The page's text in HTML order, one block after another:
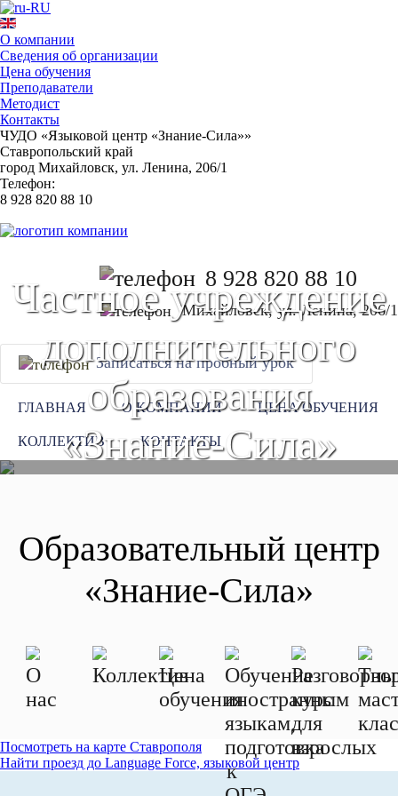
О компании
Сведения об организации
Цена обучения
Преподаватели
Методист
Контакты
ЧУДО «Языковой центр «Знание-Сила»»
Ставропольский край
город Михайловск, ул. Ленина, 206/1
Телефон:
8 928 820 88 10
8 928 820 88 10
Михайловск, ул. Ленина, 206/1
Записаться на пробный урок
ГЛАВНАЯ О КОМПАНИИ ЦЕНА ОБУЧЕНИЯ
КОЛЛЕКТИВ КОНТАКТЫ
Частное учреждение
дополнительного
образования
«Знание-Сила»
Образовательный центр
«Знание-Сила»
О
нас
Коллектив
Цена
обучения
Обучение
иностранным
языкам,
подготовка
к
курс
для
взрослых
Посмотреть на карте Ставрополя
Найти проезд до Language Force, языковой центр